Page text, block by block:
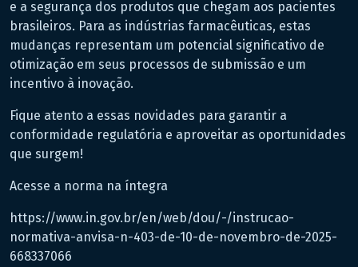
e a segurança dos produtos que chegam aos pacientes
brasileiros. Para as indústrias farmacêuticas, estas
mudanças representam um potencial significativo de
otimização em seus processos de submissão e um
incentivo à inovação.
Fique atento a essas novidades para garantir a
conformidade regulatória e aproveitar as oportunidades
que surgem!
Acesse a norma na íntegra
https://www.in.gov.br/en/web/dou/-/instrucao-
normativa-anvisa-n-403-de-10-de-novembro-de-2025-
668337066